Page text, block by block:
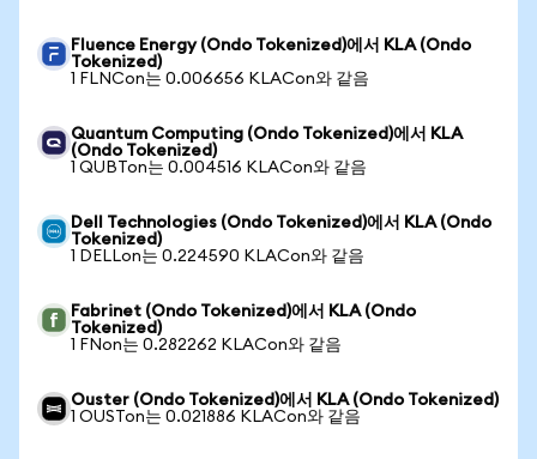
Fluence Energy (Ondo Tokenized)에서 KLA (Ondo
Tokenized)
1 FLNCon는 0.006656 KLACon와 같음
Quantum Computing (Ondo Tokenized)에서 KLA
(Ondo Tokenized)
1 QUBTon는 0.004516 KLACon와 같음
Dell Technologies (Ondo Tokenized)에서 KLA (Ondo
Tokenized)
1 DELLon는 0.224590 KLACon와 같음
Fabrinet (Ondo Tokenized)에서 KLA (Ondo
Tokenized)
1 FNon는 0.282262 KLACon와 같음
Ouster (Ondo Tokenized)에서 KLA (Ondo Tokenized)
1 OUSTon는 0.021886 KLACon와 같음